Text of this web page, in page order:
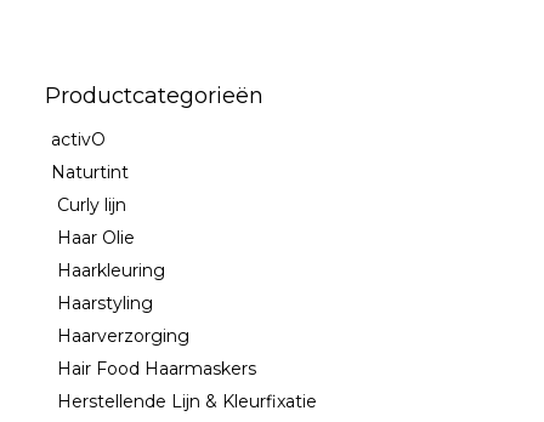
Productcategorieën
activO
Naturtint
Curly lijn
Haar Olie
Haarkleuring
Haarstyling
Haarverzorging
Hair Food Haarmaskers
Herstellende Lijn & Kleurfixatie